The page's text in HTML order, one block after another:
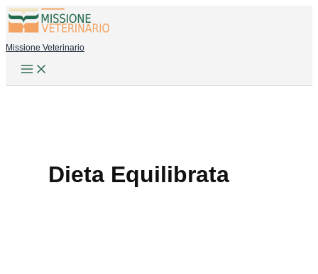
Vai
al
contenuto
Missione Veterinario
Dieta Equilibrata